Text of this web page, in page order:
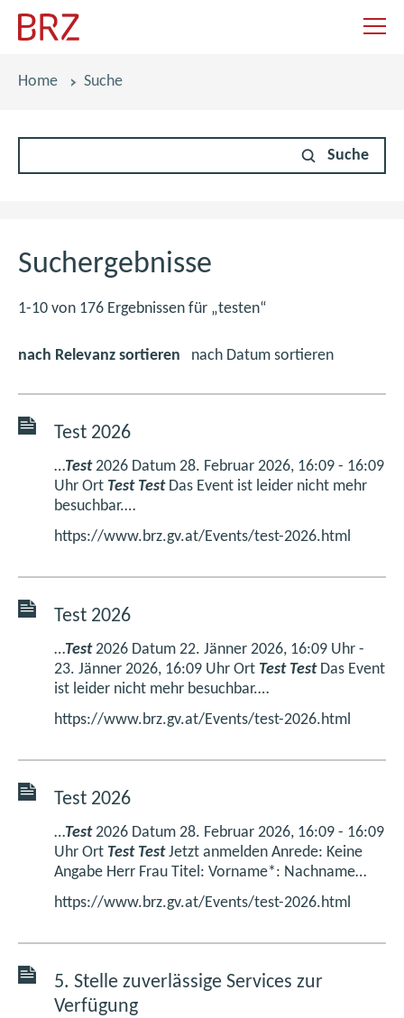
Pfadnavigation
Home Suche
Suche
Suchergebnisse
1-10 von 176 Ergebnissen für „testen“
nach Relevanz sortieren nach Datum sortieren
Test 2026
…Test2026 Datum 28. Februar 2026, 16:09 - 16:09
Uhr Ort Test TestDas Event ist leider nicht mehr
besuchbar.…
https://www.brz.gv.at/Events/test-2026.html
Test 2026
…Test2026 Datum 22. Jänner 2026, 16:09 Uhr -
23. Jänner 2026, 16:09 Uhr Ort Test TestDas Event
ist leider nicht mehr besuchbar.…
https://www.brz.gv.at/Events/test-2026.html
Test 2026
…Test2026 Datum 28. Februar 2026, 16:09 - 16:09
Uhr Ort Test TestJetzt anmelden Anrede: Keine
Angabe Herr Frau Titel: Vorname*: Nachname…
https://www.brz.gv.at/Events/test-2026.html
5. Stelle zuverlässige Services zur
Verfügung